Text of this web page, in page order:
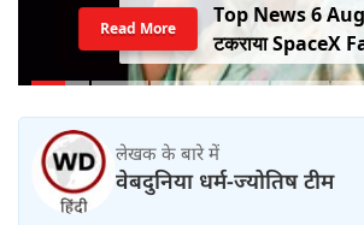
Top News 6
टकराया SpaceX
हसीना की घर
Read More
लेखक के बारे में
वेबदुनिया धर्म-ज्योतिष टीम